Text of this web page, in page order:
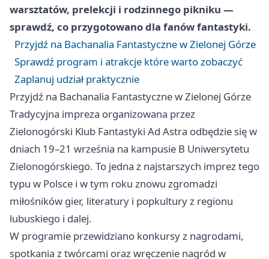
warsztatów, prelekcji i rodzinnego pikniku —
sprawdź, co przygotowano dla fanów fantastyki.
Przyjdź na Bachanalia Fantastyczne w Zielonej Górze
Sprawdź program i atrakcje które warto zobaczyć
Zaplanuj udział praktycznie
Przyjdź na Bachanalia Fantastyczne w Zielonej Górze
Tradycyjna impreza organizowana przez
Zielonogórski Klub Fantastyki Ad Astra odbędzie się w
dniach 19–21 września na kampusie B Uniwersytetu
Zielonogórskiego. To jedna z najstarszych imprez tego
typu w Polsce i w tym roku znowu zgromadzi
miłośników gier, literatury i popkultury z regionu
lubuskiego i dalej.
W programie przewidziano konkursy z nagrodami,
spotkania z twórcami oraz wręczenie nagród w